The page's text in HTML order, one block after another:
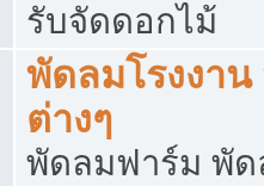
รับจัดดอกไม้
พัดลมโรงงา
ต่างๆ
พัดลมฟาร์ม พัด